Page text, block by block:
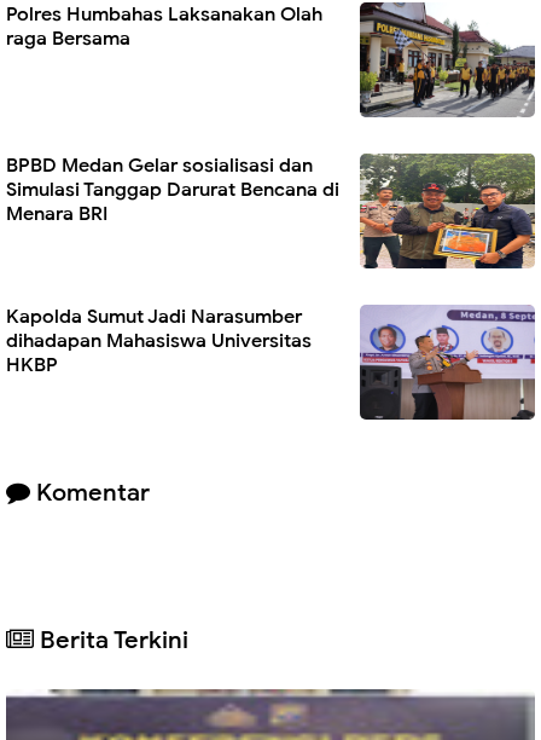
Polres Humbahas Laksanakan Olah
raga Bersama
BPBD Medan Gelar sosialisasi dan
Simulasi Tanggap Darurat Bencana di
Menara BRI
Kapolda Sumut Jadi Narasumber
dihadapan Mahasiswa Universitas
HKBP
Komentar
Berita Terkini